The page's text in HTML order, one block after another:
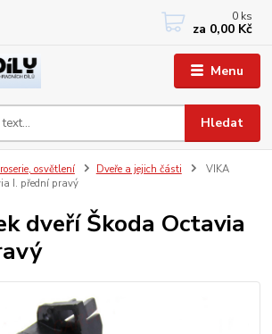
Menu
Hledat
+420 733767377
PO-PÁ: 8 - 12, 13 - 17
0 ks
za 0,00 Kč
osvětlení Dveře a jejich části
VIKA
I. přední pravý
dveří Škoda Octavia